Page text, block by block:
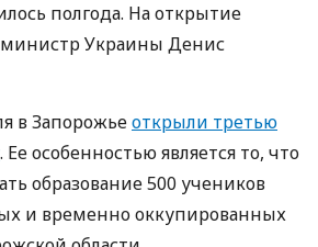
полгода. На открытие
Украины Денис
в Запорожьеоткрыли третью
. Ее особенностью является то, что
образование 500 учеников
и временно оккупированных